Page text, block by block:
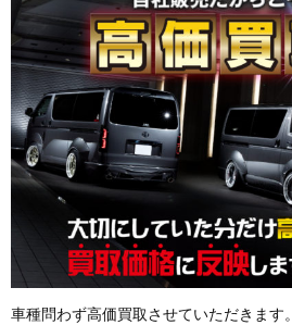
車種問わず高価買取させていただきます。